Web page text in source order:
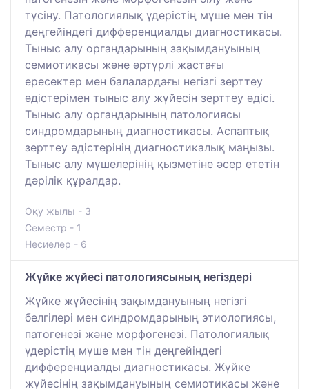
түсіну. Патологиялық үдерістің мүше мен тін
деңгейіндегі дифференциалды диагностикасы.
Тыныс алу органдарының зақымдануының
семиотикасы және әртүрлі жастағы
ересектер мен балалардағы негізгі зерттеу
әдістерімен тыныс алу жүйесін зерттеу әдісі.
Тыныс алу органдарының патологиясы
синдромдарының диагностикасы. Аспаптық
зерттеу әдістерінің диагностикалық маңызы.
Тыныс алу мүшелерінің қызметіне әсер ететін
дәрілік құралдар.
Оқу жылы - 3
Семестр - 1
Несиелер - 6
Жүйке жүйесі патологиясының негіздері
Жүйке жүйесінің зақымдануының негізгі
белгілері мен синдромдарының этиологиясы,
патогенезі және морфогенезі. Патологиялық
үдерістің мүше мен тін деңгейіндегі
дифференциалды диагностикасы. Жүйке
жүйесінің зақымдануының семиотикасы және